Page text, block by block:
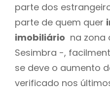
parte dos
parte de quem quer
imobiliário na zona
Sesimbra -,
se deve o aumento
verificado nos